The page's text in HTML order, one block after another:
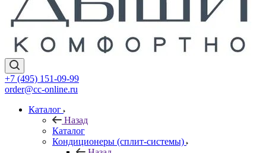
+7 (495) 151-09-99
order@cc-online.ru
Каталог
Назад
Каталог
Кондиционеры (сплит-системы)